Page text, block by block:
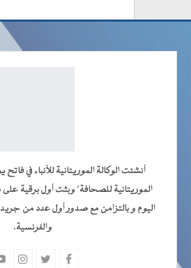
الموريتانية للصحافة" وبثت أول برقية
اليوم و بالتزامن مع صدور أول عدد من
والفرنسية.